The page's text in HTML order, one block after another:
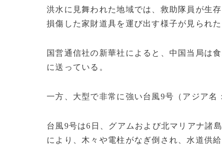
洪水に見舞われた地域では、救助隊員が生
損傷した家財道具を運び出す様子が見られた
国営通信社の新華社によると、中国当局は
に送っている。
一方、大型で非常に強い台風9号（アジア名
台風9号は6日、グアムおよび北マリアナ諸
により、木々や電柱がなぎ倒され、水道供給